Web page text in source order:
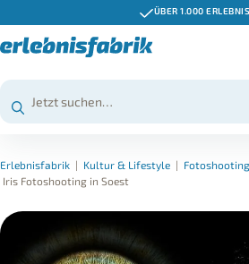
ÜBER 1.000
Erlebnisfabrik | Kultur & Lifestyle | Fotoshooting
Iris Fotoshooting in Soest